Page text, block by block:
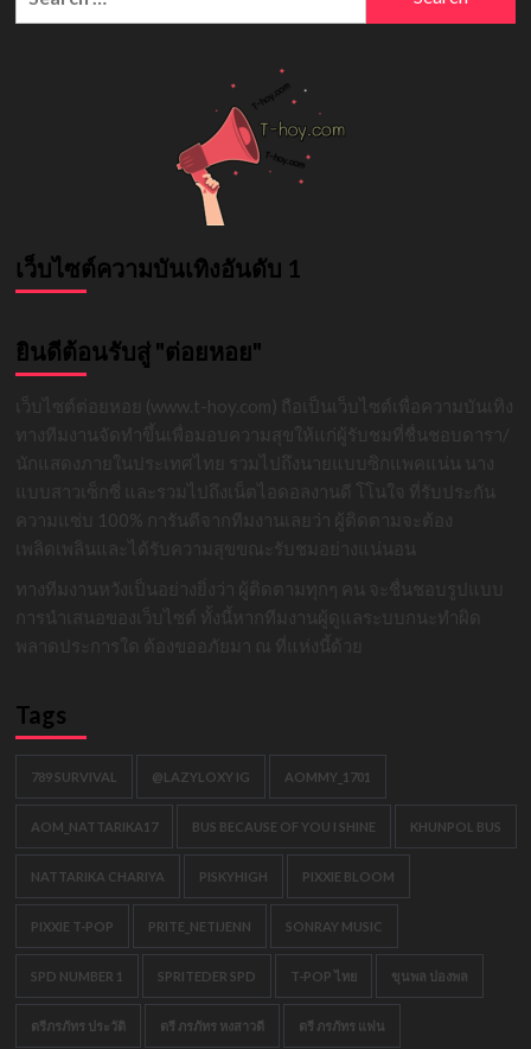
เว็บไซต์ความบันเทิงอันดับ 1
ยินดีต้อนรับสู่ "ต่อยหอย"
เว็บไซต์ต่อยหอย (www.t-hoy.com) ถือเป็นเว็บไซต์เพื่อความบันเทิง
ทางทีมงานจัดทำขึ้นเพื่อมอบความสุขให้แก่ผู้รับชมที่ชื่นชอบดารา/
นักแสดงภายในประเทศไทย รวมไปถึงนายแบบซิกแพคแน่น นาง
แบบสาวเซ็กซี่ และรวมไปถึงเน็ตไอดอลงานดี โโนใจ ที่รับประกัน
ความแซ่บ 100% การันตีจากทีมงานเลยว่า ผู้ติดตามจะต้อง
เพลิดเพลินและได้รับความสุขขณะรับชมอย่างแน่นอน
ทางทีมงานหวังเป็นอย่างยิ่งว่า ผู้ติดตามทุกๆ คน จะชื่นชอบรูปแบบ
การนำเสนอของเว็บไซต์ ทั้งนี้หากทีมงานผู้ดูแลระบบกนะทำผิด
พลาดประการใด ต้องขออภัยมา ณ ที่แห่งนี้ด้วย
Tags
789 SURVIVAL @LAZYLOXY IG AOMMY_1701
AOM_NATTARIKA17 BUS BECAUSE OF YOU I SHINE KHUNPOL BUS
NATTARIKA CHARIYA PISKYHIGH PIXXIE BLOOM
PIXXIE T-POP PRITE_NETIJENN SONRAY MUSIC
SPD NUMBER 1 SPRITEDER SPD T-POP ไทย ขุนพล ปองพล
ตรีภรภัทร ประวัติ ตรี ภรภัทร หงสาวดี ตรี ภรภัทร แฟน